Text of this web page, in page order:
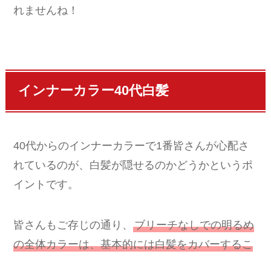
れませんね！
インナーカラー40代白髪
40代からのインナーカラーで1番皆さんが心配さ
れているのが、白髪が隠せるのかどうかというポ
イントです。
皆さんもご存じの通り、ブリーチなしでの明るめ
の全体カラーは、基本的には白髪をカバーするこ